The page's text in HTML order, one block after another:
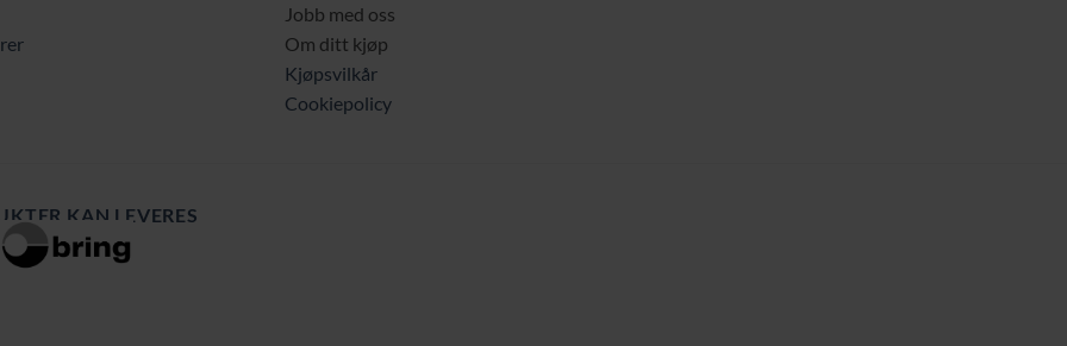
Jobb med oss
Om ditt kjøp
Kjøpsvilkår
Cookiepolicy
KAN LEVERES